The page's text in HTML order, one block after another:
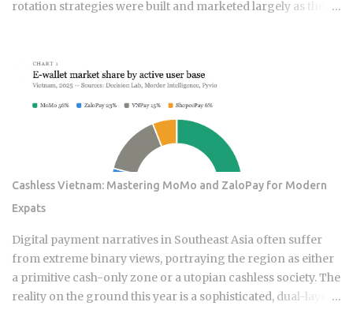
rotation strategies were built and marketed largely as the fix
benefit the providers whether or not the underlying
momentum signal survives contact with real transaction
costs and shifting market conditions. The premise of
rotating toward recent winners is grounded in documented
academic research — but the gap between that research
and what any specific product actually delivers is exactly
what this post works through. Since ETFs proliferated after
2008, the industry has packaged rotation logic into
hundreds of products. Robo-advisors, tactical allocation
funds, subscription-based quant newsletters — all of them
sell some variation of the same idea. Understanding the
underlying mechanics, separately from the produ...
Cashless Vietnam: Mastering MoMo and ZaloPay for Modern
Expats
Digital payment narratives in Southeast Asia often suffer
from extreme binary views, portraying the region as either
a primitive cash-only zone or a utopian cashless society. The
reality on the ground this year is a sophisticated, dual-layer